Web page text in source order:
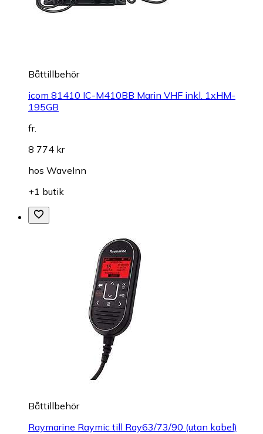
Båttillbehör
icom 81410 IC-M410BB Marin VHF inkl. 1xHM-
195GB
fr.
8 774 kr
hos WaveInn
+1 butik
Båttillbehör
Raymarine Raymic till Ray63/73/90 (utan kabel)